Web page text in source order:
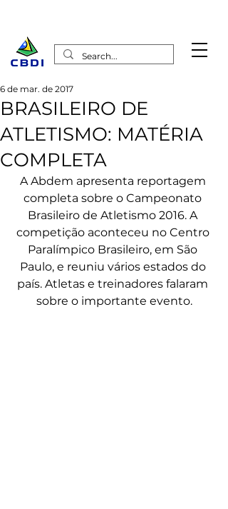
BRASILEIRO DE
ATLETISMO: MATÉRIA
COMPLETA
6 de mar. de 2017
A Abdem apresenta reportagem
completa sobre o Campeonato
Brasileiro de Atletismo 2016. A
competição aconteceu no Centro
Paralímpico Brasileiro, em São
Paulo, e reuniu vários estados do
país. Atletas e treinadores falaram
sobre o importante evento.